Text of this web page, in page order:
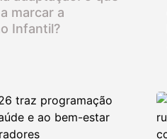
marcar a
Infantil?